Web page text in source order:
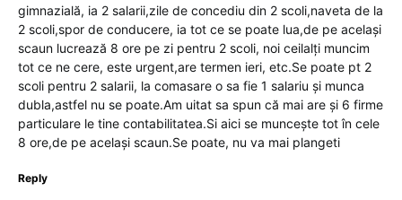
gimnazială, ia 2 salarii,zile de concediu din 2 scoli,naveta de la
2 scoli,spor de conducere, ia tot ce se poate lua,de pe același
scaun lucrează 8 ore pe zi pentru 2 scoli, noi ceilalți muncim
tot ce ne cere, este urgent,are termen ieri, etc.Se poate pt 2
scoli pentru 2 salarii, la comasare o sa fie 1 salariu și munca
dubla,astfel nu se poate.Am uitat sa spun că mai are și 6 firme
particulare le tine contabilitatea.Si aici se muncește tot în cele
8 ore,de pe același scaun.Se poate, nu va mai plangeti
Reply